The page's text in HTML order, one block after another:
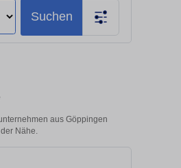
Suchen
aus Göppingen
Nähe.